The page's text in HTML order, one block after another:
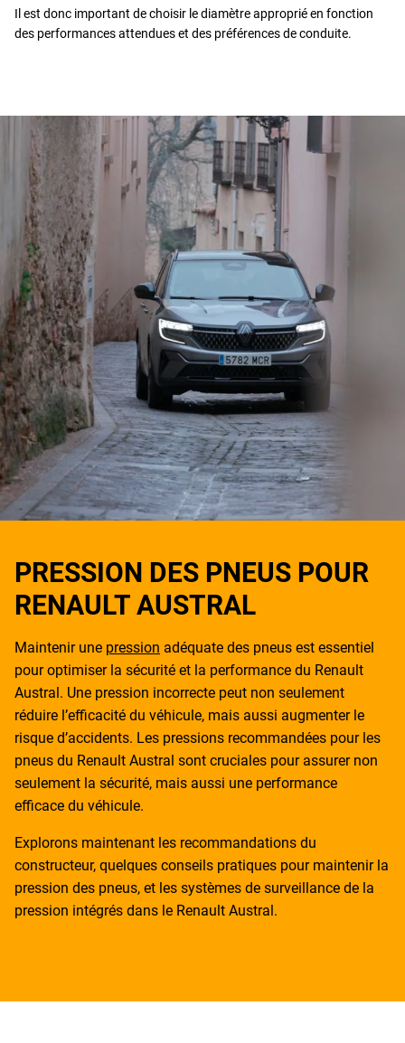
Il est donc important de choisir le diamètre approprié en fonction
des performances attendues et des préférences de conduite.
PRESSION DES PNEUS POUR
RENAULT AUSTRAL
Maintenir une pression adéquate des pneus est essentiel
pour optimiser la sécurité et la performance du Renault
Austral. Une pression incorrecte peut non seulement
réduire l’efficacité du véhicule, mais aussi augmenter le
risque d’accidents. Les pressions recommandées pour les
pneus du Renault Austral sont cruciales pour assurer non
seulement la sécurité, mais aussi une performance
efficace du véhicule.
Explorons maintenant les recommandations du
constructeur, quelques conseils pratiques pour maintenir la
pression des pneus, et les systèmes de surveillance de la
pression intégrés dans le Renault Austral.